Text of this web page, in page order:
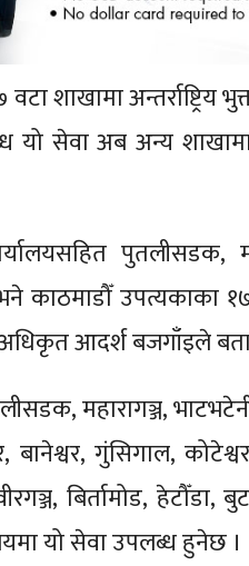
अन्तर्राष्ट्रिय
यो सेवा अब अन्य
पुतलीसडक,
काठमाडौँ उपत्यकाका
अधिकृत आदर्श बजगाँइले
महारागञ्ज,
गुंसिगाल,
बिर्तामोड, हेटौँडा,
यो सेवा उपलब्ध हुनेछ ।